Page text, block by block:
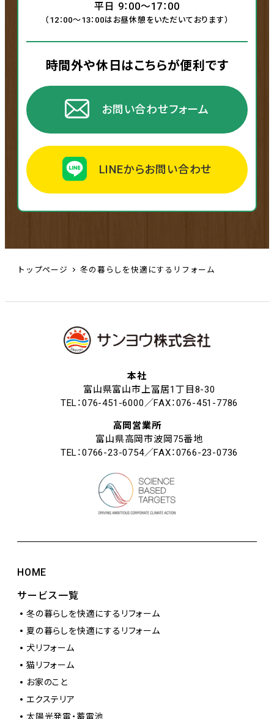
平日 9：00〜17：00
（12：00〜13：00はお昼休憩をいただいております）
時間外や休日はこちらが便利です
お問い合わせフォーム
LINEからお問い合わせ
トップページ 冬の暮らしを快適にするリフォーム
本社
富山県富山市上冨居1丁目8-30
TEL：076-451-6000／FAX：076-451-7786
高岡営業所
富山県高岡市波岡75番地
TEL：0766-23-0754／FAX：0766-23-0736
HOME
サービス一覧
冬の暮らしを快適にするリフォーム
夏の暮らしを快適にするリフォーム
犬リフォーム
猫リフォーム
お家のこと
エクステリア
太陽光発電・蓄電池